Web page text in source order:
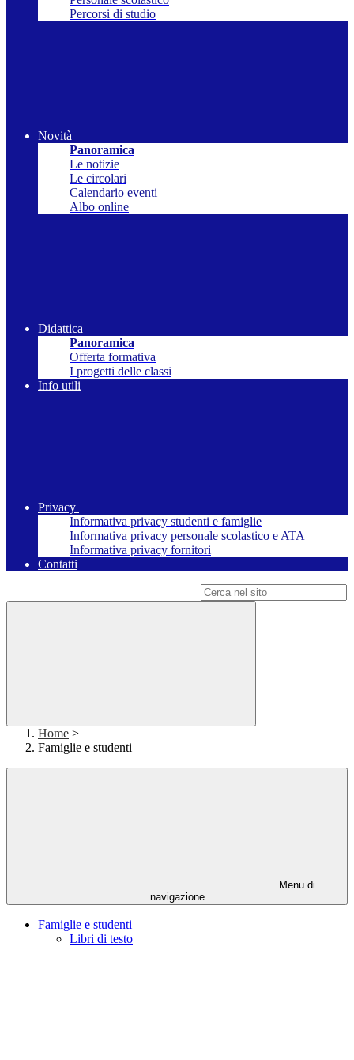
Percorsi di studio
Novità
Panoramica
Le notizie
Le circolari
Calendario eventi
Albo online
Didattica
Panoramica
Offerta formativa
I progetti delle classi
Info utili
Privacy
Informativa privacy studenti e famiglie
Informativa privacy personale scolastico e ATA
Informativa privacy fornitori
Contatti
Home >
Famiglie e studenti
Menu di
navigazione
Famiglie e studenti
Libri di testo